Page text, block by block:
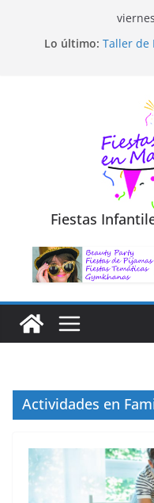
Lo último:
Diseño
Taller de
TALLER
Trivial
Fiestas
Actividades en